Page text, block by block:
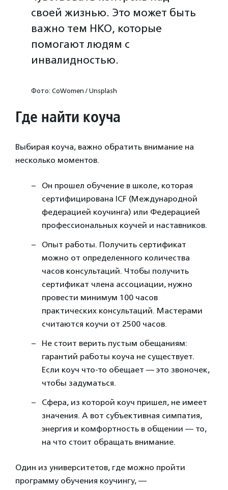
своей жизнью. Это может быть
важно тем НКО, которые
помогают людям с
инвалидностью.
Фото: CoWomen / Unsplash
Где найти коуча
Выбирая коуча, важно обратить внимание на
несколько моментов.
Он прошел обучение в школе, которая
сертифицирована ICF (Международной
федерацией коучинга) или Федерацией
профессиональных коучей и наставников.
Опыт работы. Получить сертификат
можно от определенного количества
часов консультаций. Чтобы получить
сертификат члена ассоциации, нужно
провести минимум 100 часов
практических консультаций. Мастерами
считаются коучи от 2500 часов.
Не стоит верить пустым обещаниям:
гарантий работы коуча не существует.
Если коуч что-то обещает — это звоночек,
чтобы задуматься.
Сфера, из которой коуч пришел, не имеет
значения. А вот субъективная симпатия,
энергия и комфортность в общении — то,
на что стоит обращать внимание.
Один из университетов, где можно пройти
программу обучения коучингу, —